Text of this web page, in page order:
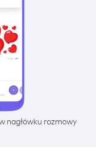
nagłówku rozmowy